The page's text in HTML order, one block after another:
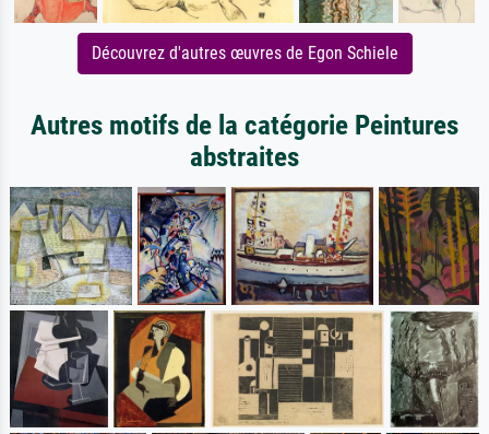
Découvrez d'autres œuvres de Egon Schiele
Autres motifs de la catégorie Peintures
abstraites